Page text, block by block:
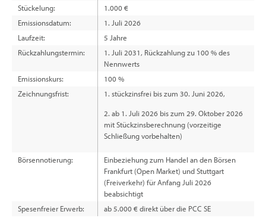
Stückelung:
1.000 €
Emissionsdatum:
1. Juli 2026
Laufzeit:
5 Jahre
Rückzahlungstermin:
1. Juli 2031, Rückzahlung zu 100 % des
Nennwerts
Emissionskurs:
100 %
Zeichnungsfrist:
1. stückzinsfrei bis zum 30. Juni 2026,
2. ab 1. Juli 2026 bis zum 29. Oktober 2026
mit Stückzinsberechnung (vorzeitige
Schließung vorbehalten)
Börsennotierung:
Einbeziehung zum Handel an den Börsen
Frankfurt (Open Market) und Stuttgart
(Freiverkehr) für Anfang Juli 2026
beabsichtigt
Spesenfreier Erwerb:
ab 5.000 € direkt über die PCC SE